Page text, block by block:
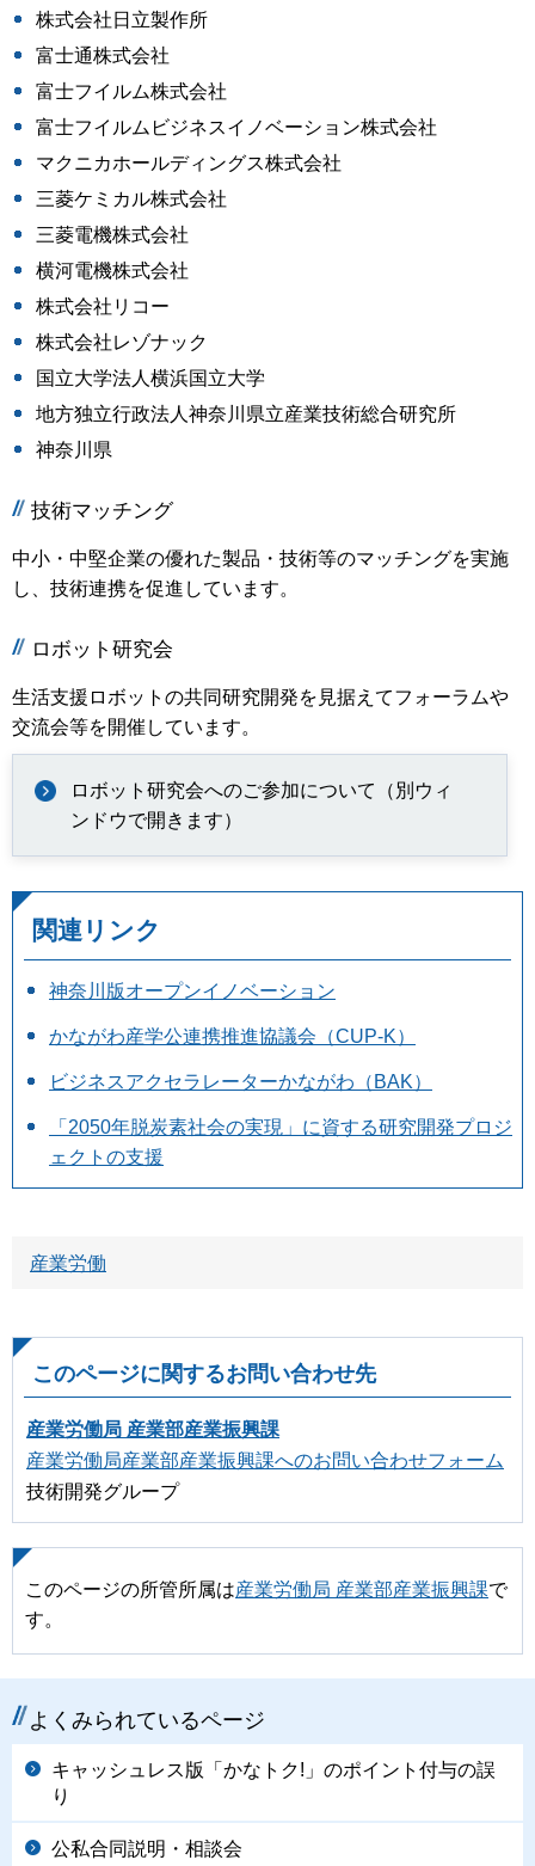
株式会社日立製作所
富士通株式会社
富士フイルム株式会社
富士フイルムビジネスイノベーション株式会社
マクニカホールディングス株式会社
三菱ケミカル株式会社
三菱電機株式会社
横河電機株式会社
株式会社リコー
株式会社レゾナック
国立大学法人横浜国立大学
地方独立行政法人神奈川県立産業技術総合研究所
神奈川県
技術マッチング
中小・中堅企業の優れた製品・技術等のマッチングを実施
し、技術連携を促進しています。
ロボット研究会
生活支援ロボットの共同研究開発を見据えてフォーラムや
交流会等を開催しています。
ロボット研究会へのご参加について（別ウィ
ンドウで開きます）
関連リンク
神奈川版オープンイノベーション
かながわ産学公連携推進協議会（CUP-K）
ビジネスアクセラレーターかながわ（BAK）
「2050年脱炭素社会の実現」に資する研究開発プロジ
ェクトの支援
産業労働
このページに関するお問い合わせ先
産業労働局 産業部産業振興課
産業労働局産業部産業振興課へのお問い合わせフォーム
技術開発グループ
このページの所管所属は産業労働局 産業部産業振興課で
す。
よくみられているページ
キャッシュレス版「かなトク!」のポイント付与の誤
り
公私合同説明・相談会